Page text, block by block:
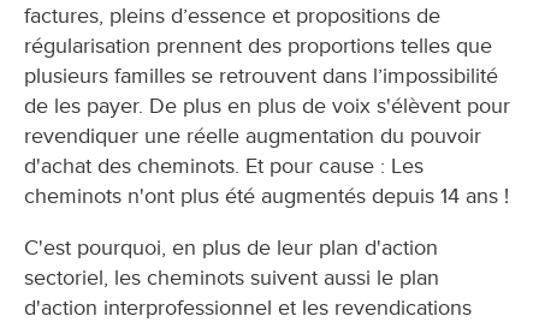
factures, pleins d’essence et propositions de
régularisation prennent des proportions telles que
plusieurs familles se retrouvent dans l’impossibilité
de les payer. De plus en plus de voix s'élèvent pour
revendiquer une réelle augmentation du pouvoir
d'achat des cheminots. Et pour cause : Les
cheminots n'ont plus été augmentés depuis 14 ans !
C'est pourquoi, en plus de leur plan d'action
sectoriel, les cheminots suivent aussi le plan
d'action interprofessionnel et les revendications